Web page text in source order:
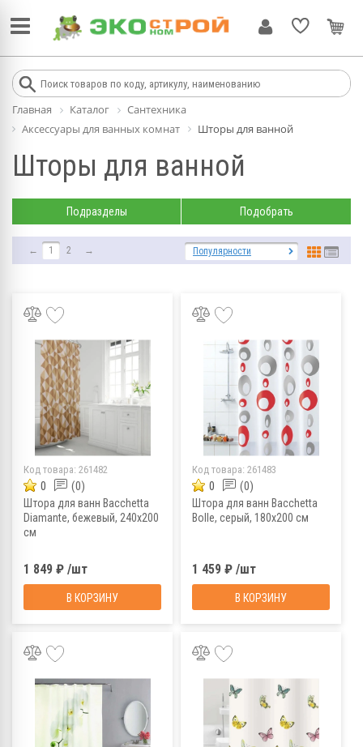
Главная Каталог
Сантехника
Аксессуары для ванных комнат
Шторы для ванной
Шторы для ванной
Подразделы Подобрать
← 1 2 → Популярности
Код товара: 261482
0 (0)
Штора для ванн Bacchetta
Diamante, бежевый, 240х200
см
1 849 ₽ /шт
В КОРЗИНУ
Код товара: 261483
0 (0)
Штора для ванн Bacchetta
Bolle, серый, 180х200 см
1 459 ₽ /шт
В КОРЗИНУ